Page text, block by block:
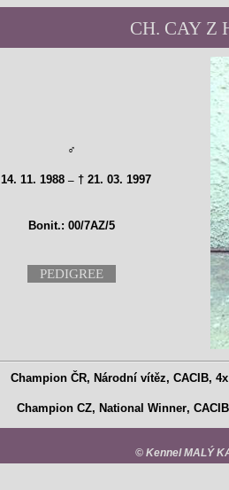
CH. CAY Z
♂
14. 11. 1988 – † 21. 03. 1997
Bonit.: 00/7AZ/5
PEDIGREE
Champion ČR, Národní vítěz, CACIB,
Champion CZ, National Winner,
© Kennel MALÝ